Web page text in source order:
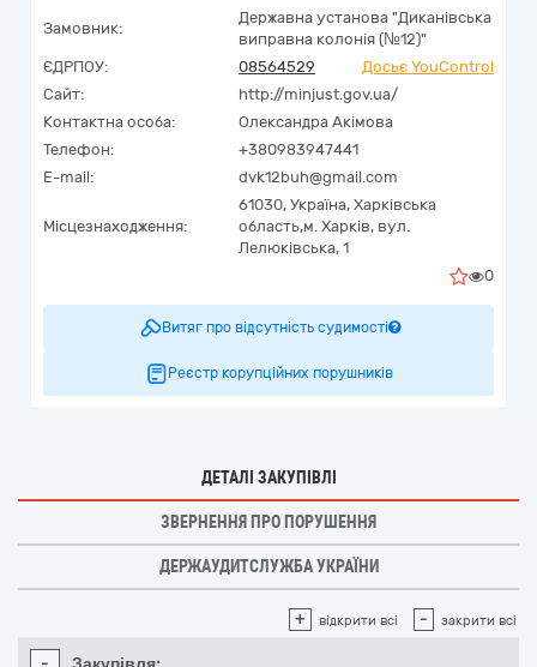
Замовник:
Державна установа "Диканівська
виправна колонія (№12)"
ЄДРПОУ:
08564529
Досьє YouControl
Сайт:
http://minjust.gov.ua/
Контактна особа:
Олександра Акімова
Телефон:
+380983947441
E-mail:
dvk12buh@gmail.com
Місцезнаходження:
61030, Україна, Харківська
область,м. Харків, вул.
Лелюківська, 1
0
Витяг про відсутність судимості
Реєстр корупційних порушників
ДЕТАЛІ ЗАКУПІВЛІ
ЗВЕРНЕННЯ ПРО ПОРУШЕННЯ
ДЕРЖАУДИТСЛУЖБА УКРАЇНИ
+ відкрити всі - закрити всі